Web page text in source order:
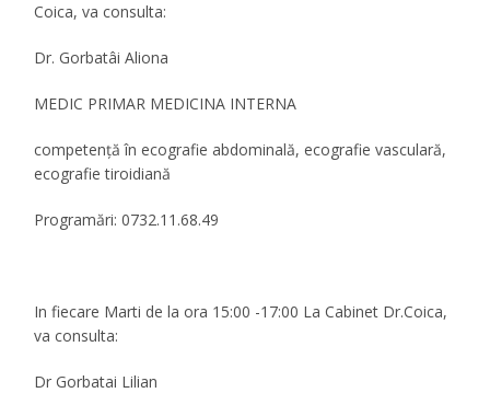
Coica, va consulta:
Dr. Gorbatâi Aliona
MEDIC PRIMAR MEDICINA INTERNA
competenţă în ecografie abdominală, ecografie vasculară,
ecografie tiroidiană
Programări: 0732.11.68.49
In fiecare Marti de la ora 15:00 -17:00 La Cabinet Dr.Coica,
va consulta:
Dr Gorbatai Lilian